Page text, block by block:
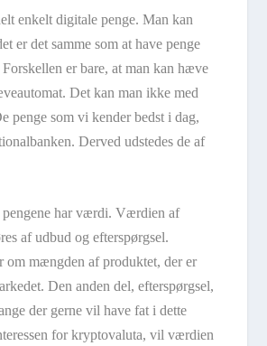
enkelt digitale penge. Man kan
er det samme som at have penge
Forskellen er bare, at man kan hæve
Det kan man ikke med
penge som vi kender bedst i dag,
Derved udstedes de af
har værdi. Værdien af
af udbud og efterspørgsel.
om mængden af produktet, der er
Den anden del, efterspørgsel,
der gerne vil have fat i dette
for kryptovaluta, vil værdien